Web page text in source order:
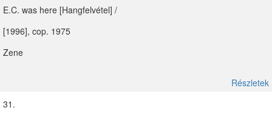
E.C. was here [Hangfelvétel] /
[1996], cop. 1975
Zene
Részletek
31.